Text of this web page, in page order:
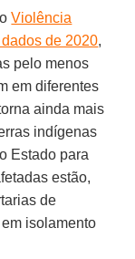
Violência
dados de 2020,
pelo menos
em diferentes
ainda mais
indígenas
Estado para
estão,
de
isolamento